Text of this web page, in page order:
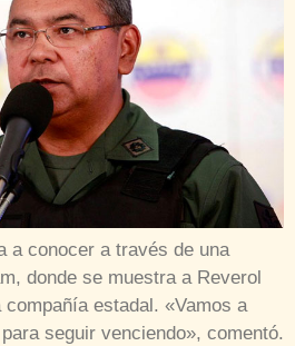
a conocer a través de una
donde se muestra a Reverol
estadal. «Vamos a
seguir venciendo», comentó.